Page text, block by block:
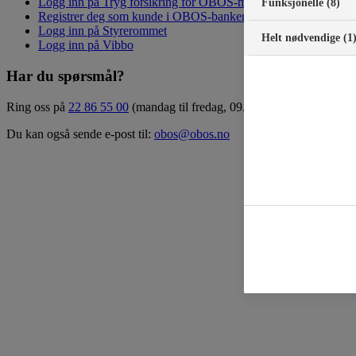
Registrer deg som kunde i OBOS-banken
Logg inn på Styrerommet
Logg inn på Vibbo
Har du spørsmål?
Ring oss på 22 86 55 00 (mandag til fredag, 09.00 – 15.00)
Du kan også sende e-post til: obos@obos.no
Funksjonelle (8)
Helt nødvendige (1)